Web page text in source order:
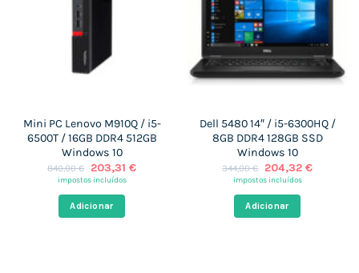
Mini PC Lenovo M910Q / i5-
6500T / 16GB DDR4 512GB
Windows 10
840,00€
O
preço
era:
840,00 €.
203,31 €O
impostos incluídos
Adicionar
Dell 5480 14″ / i5-6300HQ /
8GB DDR4 128GB SSD
Windows 10
344,00€
O
preço
era:
344,00 €.
204,32 €O
impostos incluídos
Adicionar